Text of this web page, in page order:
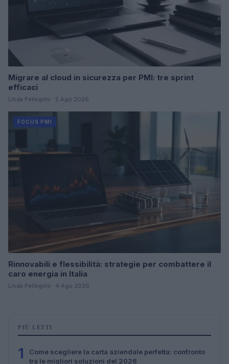
Migrare al cloud in sicurezza per PMI: tre sprint
efficaci
Linda Pellegrini · 5 Ago 2026
FOCUS PMI
Rinnovabili e flessibilità: strategie per combattere il
caro energia in Italia
Linda Pellegrini · 4 Ago 2026
PIÙ LETTI
1
Come scegliere la carta aziendale perfetta: confronto
tra le migliori soluzioni del 2026